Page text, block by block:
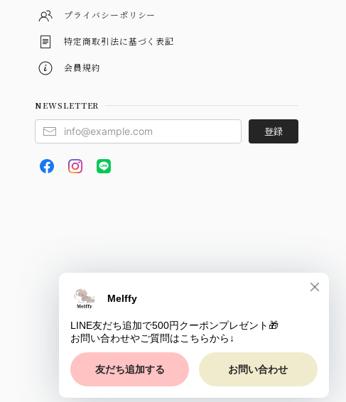
プライバシーポリシー
特定商取引法に基づく表記
会員規約
NEWSLETTER
登録